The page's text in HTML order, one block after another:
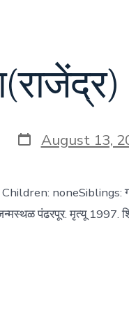
Post
date
August 13,
noneSiblings:
पंढरपूर. मृत्यू 1997.